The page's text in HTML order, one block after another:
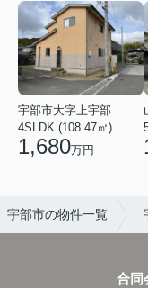
宇部市大字上宇部
4SLDK (108.47㎡)
1,680万円
宇部市の物件一覧
合同